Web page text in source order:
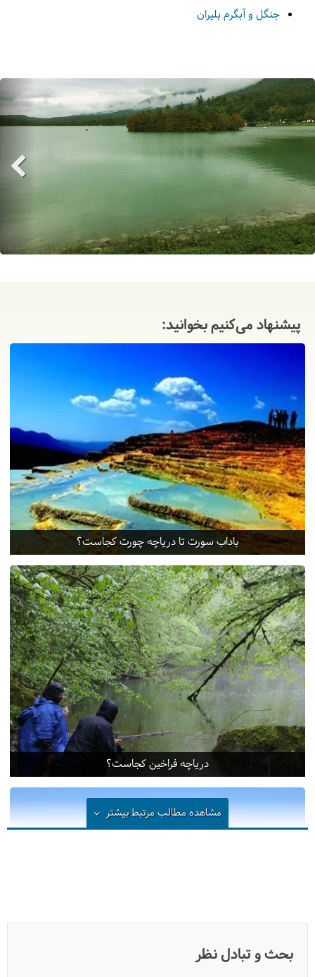
جنگل و آبگرم بلیران
پیشنهاد می‌کنیم بخوانید:
باداب سورت تا دریاچه چورت کجاست؟
دریاچه فراخین کجاست؟
مشاهده مطالب مرتبطبیشتر
بحث و تبادل نظر